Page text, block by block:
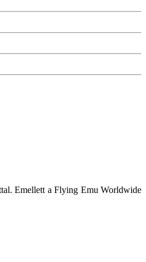
Emellett a Flying Emu Worldwide